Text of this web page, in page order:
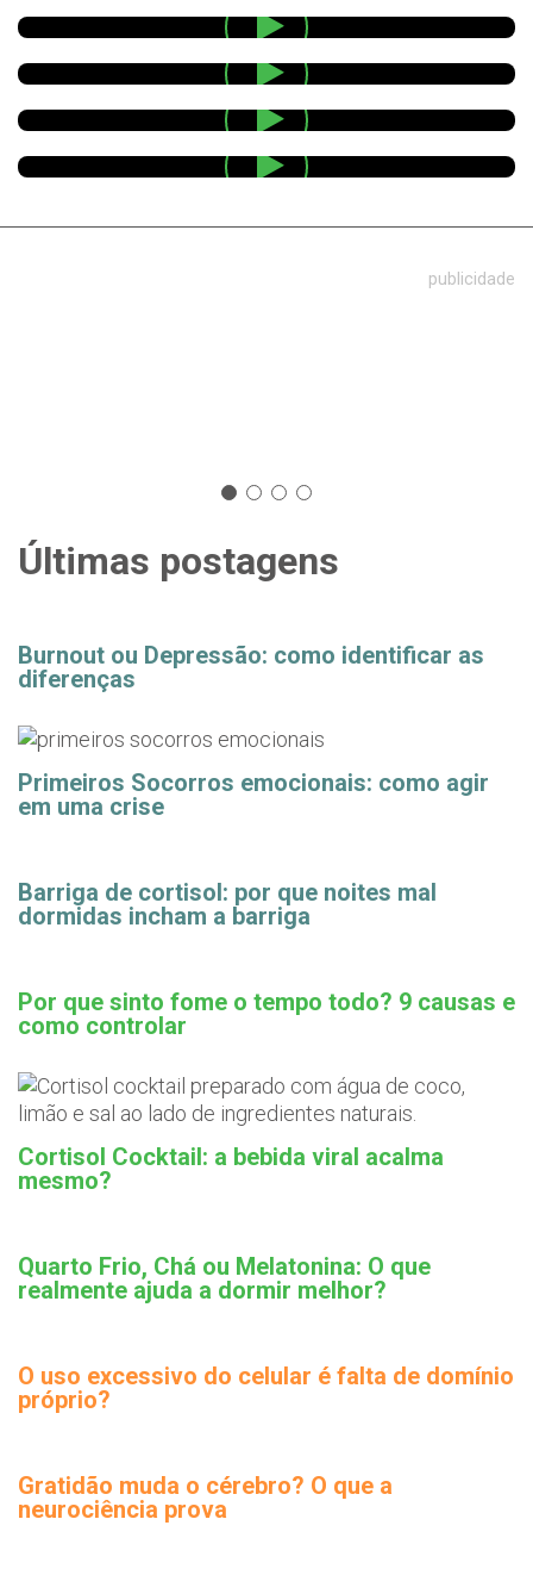
publicidade
Últimas postagens
Burnout ou Depressão: como identificar as
diferenças
Primeiros Socorros emocionais: como agir
em uma crise
Barriga de cortisol: por que noites mal
dormidas incham a barriga
Por que sinto fome o tempo todo? 9 causas e
como controlar
Cortisol Cocktail: a bebida viral acalma
mesmo?
Quarto Frio, Chá ou Melatonina: O que
realmente ajuda a dormir melhor?
O uso excessivo do celular é falta de domínio
próprio?
Gratidão muda o cérebro? O que a
neurociência prova